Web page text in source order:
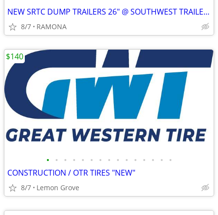
NEW SRTC DUMP TRAILERS 26" @ SOUTHWEST TRAILER SALES (760) 788-8900
8/7 RAMONA
• • • • • • • • • • • • • • •
CONSTRUCTION / OTR TIRES "NEW"
8/7 Lemon Grove
$140